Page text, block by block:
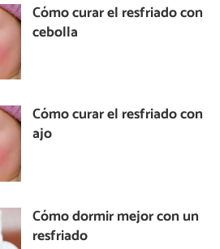
Cómo curar el resfriado con
cebolla
Cómo curar el resfriado con
ajo
Cómo dormir mejor con un
resfriado